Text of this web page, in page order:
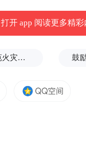
课）及课后服
项目和校本特色赛
打开 app 阅读更多精彩
香港宏福苑火灾跨部门调查最终报告：大火或由烟头引起